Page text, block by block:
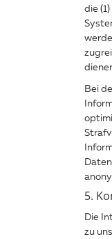
die
Bei
5.
Die
zu